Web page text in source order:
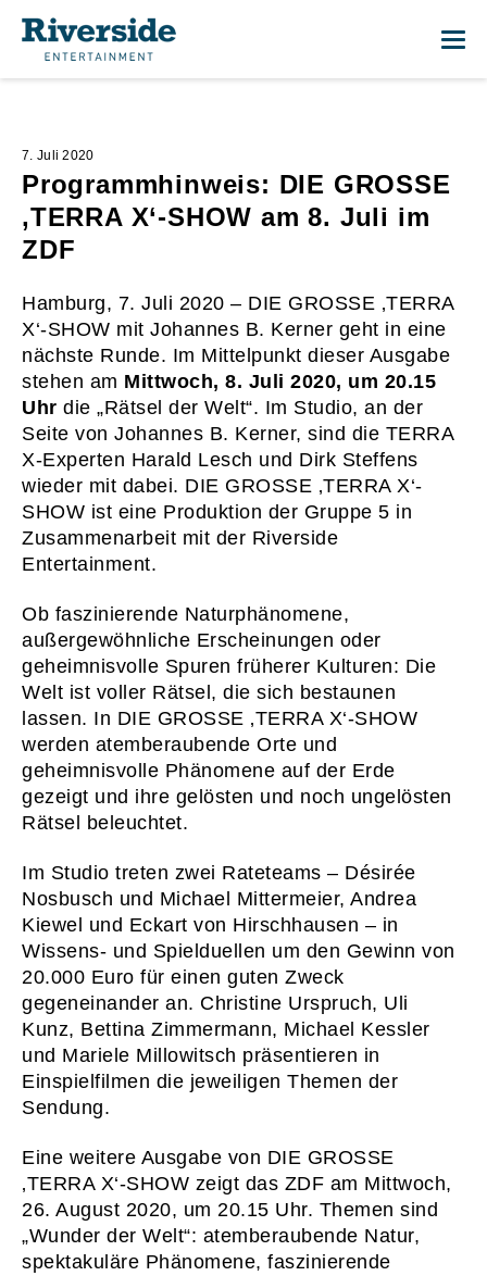
7. Juli 2020
Programmhinweis: DIE GROSSE
‚TERRA X‘-SHOW am 8. Juli im
ZDF
Hamburg, 7. Juli 2020 – DIE GROSSE ‚TERRA
X‘-SHOW mit Johannes B. Kerner geht in eine
nächste Runde. Im Mittelpunkt dieser Ausgabe
stehen am Mittwoch, 8. Juli 2020, um 20.15
Uhr die „Rätsel der Welt“. Im Studio, an der
Seite von Johannes B. Kerner, sind die TERRA
X-Experten Harald Lesch und Dirk Steffens
wieder mit dabei. DIE GROSSE ‚TERRA X‘-
SHOW ist eine Produktion der Gruppe 5 in
Zusammenarbeit mit der Riverside
Entertainment.
Ob faszinierende Naturphänomene,
außergewöhnliche Erscheinungen oder
geheimnisvolle Spuren früherer Kulturen: Die
Welt ist voller Rätsel, die sich bestaunen
lassen. In DIE GROSSE ‚TERRA X‘-SHOW
werden atemberaubende Orte und
geheimnisvolle Phänomene auf der Erde
gezeigt und ihre gelösten und noch ungelösten
Rätsel beleuchtet.
Im Studio treten zwei Rateteams – Désirée
Nosbusch und Michael Mittermeier, Andrea
Kiewel und Eckart von Hirschhausen – in
Wissens- und Spielduellen um den Gewinn von
20.000 Euro für einen guten Zweck
gegeneinander an. Christine Urspruch, Uli
Kunz, Bettina Zimmermann, Michael Kessler
und Mariele Millowitsch präsentieren in
Einspielfilmen die jeweiligen Themen der
Sendung.
Eine weitere Ausgabe von DIE GROSSE
‚TERRA X‘-SHOW zeigt das ZDF am Mittwoch,
26. August 2020, um 20.15 Uhr. Themen sind
„Wunder der Welt“: atemberaubende Natur,
spektakuläre Phänomene, faszinierende